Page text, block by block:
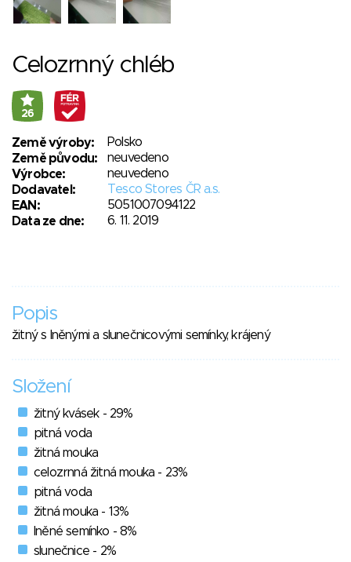
Celozrnný chléb
26
Země výroby:
Polsko
Země původu:
neuvedeno
Výrobce:
neuvedeno
Dodavatel:
Tesco Stores ČR a.s.
EAN:
5051007094122
Data ze dne:
6. 11. 2019
Popis
žitný s lněnými a slunečnicovými semínky, krájený
Složení
žitný kvásek - 29%
pitná voda
žitná mouka
celozrnná žitná mouka - 23%
pitná voda
žitná mouka - 13%
lněné semínko - 8%
slunečnice - 2%